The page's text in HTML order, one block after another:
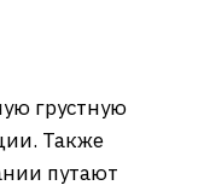
грустную
Также
путают